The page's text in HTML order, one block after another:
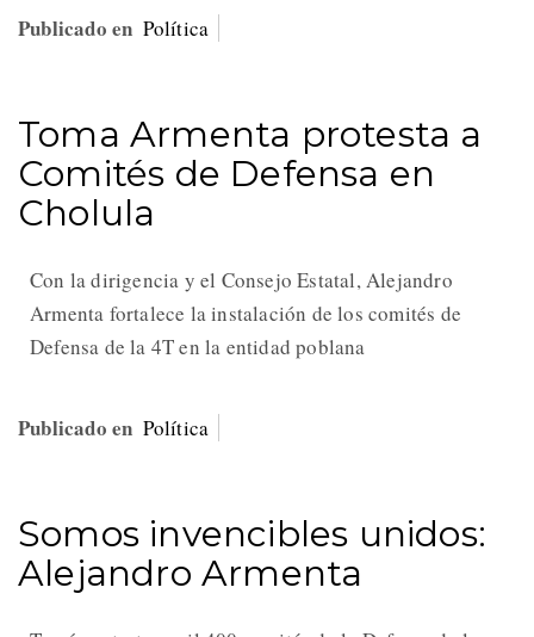
Publicado en Política
Toma Armenta protesta a
Comités de Defensa en
Cholula
Con la dirigencia y el Consejo Estatal, Alejandro
Armenta fortalece la instalación de los comités de
Defensa de la 4T en la entidad poblana
Publicado en Política
Somos invencibles unidos:
Alejandro Armenta